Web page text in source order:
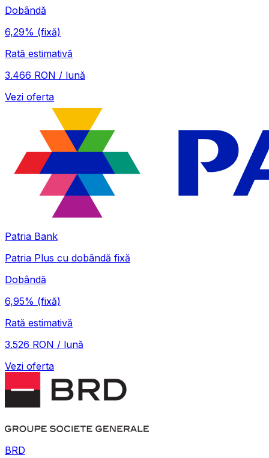
Dobândă
6,29% (fixă)
Rată estimativă
3.466 RON / lună
Vezi oferta
Patria Bank
Patria Plus cu dobândă fixă
Dobândă
6,95% (fixă)
Rată estimativă
3.526 RON / lună
Vezi oferta
BRD